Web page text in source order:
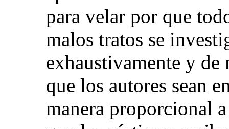
para velar por que
malos tratos se
exhaustivamente y de
que los autores sean
manera proporcional